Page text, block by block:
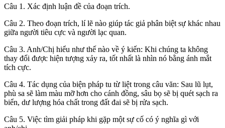
Câu 1. Xác định luận đề của đoạn trích.
Câu 2. Theo đoạn trích, lí lẽ nào giúp tác giả phân biệt sự khác nhau
giữa người tiêu cực và người lạc quan.
Câu 3. Anh/Chị hiểu như thế nào về ý kiến: Khi chúng ta không
thay đổi được hiện tượng xảy ra, tốt nhất là nhìn nó bằng ánh mắt
tích cực.
Câu 4. Tác dụng của biện pháp tu từ liệt trong câu văn: Sau lũ lụt,
phù sa sẽ làm màu mỡ hơn cho cánh đồng, sâu bọ sẽ bị quét sạch ra
biển, dư lượng hóa chất trong đất đai sẽ bị rửa sạch.
Câu 5. Việc tìm giải pháp khi gặp một sự cố có ý nghĩa gì với